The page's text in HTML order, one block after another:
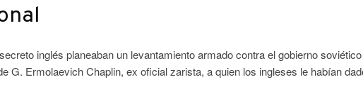
inglés planeaban un levantamiento armado contra el gobierno soviético
G. Ermolaevich Chaplin, ex oficial zarista, a quien los ingleses le habían